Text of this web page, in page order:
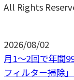
All Rights
2026/08/02
月1〜2回で年間
フィルター掃除